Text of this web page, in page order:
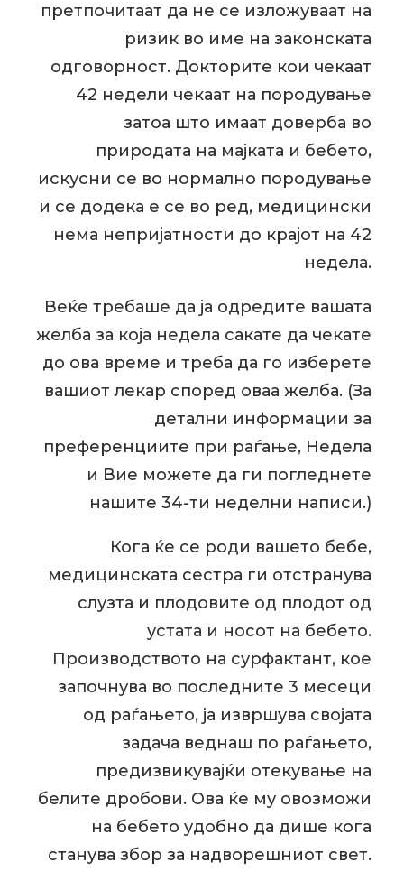
претпочитаат да не се изложуваат на
ризик во име на законската
одговорност. Докторите кои чекаат
42 недели чекаат на породување
затоа што имаат доверба во
природата на мајката и бебето,
искусни се во нормално породување
и се додека е се во ред, медицински
нема непријатности до крајот на 42
недела.
Веќе требаше да ја одредите вашата
желба за која недела сакате да чекате
до ова време и треба да го изберете
вашиот лекар според оваа желба. (За
детални информации за
преференциите при раѓање, Недела
и Вие можете да ги погледнете
нашите 34-ти неделни написи.)
Кога ќе се роди вашето бебе,
медицинската сестра ги отстранува
слузта и плодовите од плодот од
устата и носот на бебето.
Производството на сурфактант, кое
започнува во последните 3 месеци
од раѓањето, ја извршува својата
задача веднаш по раѓањето,
предизвикувајќи отекување на
белите дробови. Ова ќе му овозможи
на бебето удобно да дише кога
станува збор за надворешниот свет.